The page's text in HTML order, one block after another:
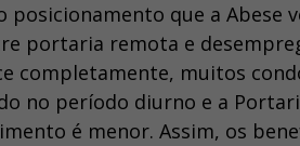
posicionamento que a Abese
portaria remota e
completamente, muitos
no período diurno e a
é menor. Assim, os